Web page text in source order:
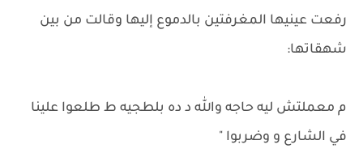
رفعت عينيها المغرفتين بالدموع إليها وقالت من بين
شهقاتها:
م معملتش ليه حاجه والله د ده بلطجيه ط طلعوا علينا
في الشارع و وضربوا "